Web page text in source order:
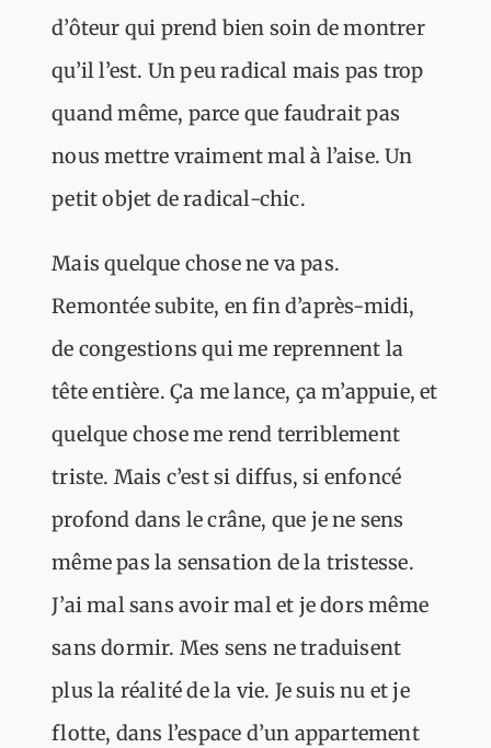
d’ôteur qui prend bien soin de montrer
qu’il l’est. Un peu radical mais pas trop
quand même, parce que faudrait pas
nous mettre vraiment mal à l’aise. Un
petit objet de radical-chic.
Mais quelque chose ne va pas.
Remontée subite, en fin d’après-midi,
de congestions qui me reprennent la
tête entière. Ça me lance, ça m’appuie, et
quelque chose me rend terriblement
triste. Mais c’est si diffus, si enfoncé
profond dans le crâne, que je ne sens
même pas la sensation de la tristesse.
J’ai mal sans avoir mal et je dors même
sans dormir. Mes sens ne traduisent
plus la réalité de la vie. Je suis nu et je
flotte, dans l’espace d’un appartement